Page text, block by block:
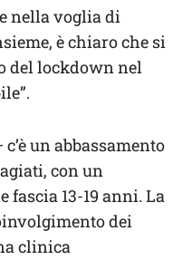
nella voglia di
è chiaro che si
del lockdown nel
un abbassamento
con un
13-19 anni. La
dei
clinica